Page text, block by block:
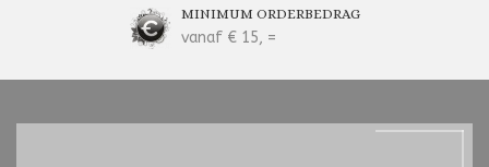
MINIMUM ORDERBEDRAG
vanaf € 15, =